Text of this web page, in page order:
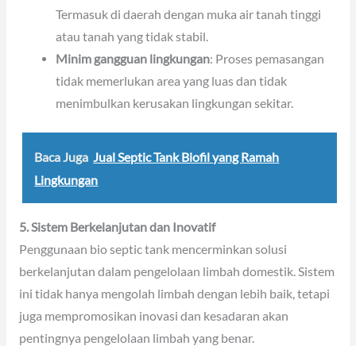
Termasuk di daerah dengan muka air tanah tinggi
atau tanah yang tidak stabil.
Minim gangguan lingkungan: Proses pemasangan
tidak memerlukan area yang luas dan tidak
menimbulkan kerusakan lingkungan sekitar.
Baca Juga Jual Septic Tank Biofil yang Ramah
Lingkungan
5. Sistem Berkelanjutan dan Inovatif
Penggunaan bio septic tank mencerminkan solusi
berkelanjutan dalam pengelolaan limbah domestik. Sistem
ini tidak hanya mengolah limbah dengan lebih baik, tetapi
juga mempromosikan inovasi dan kesadaran akan
pentingnya pengelolaan limbah yang benar.